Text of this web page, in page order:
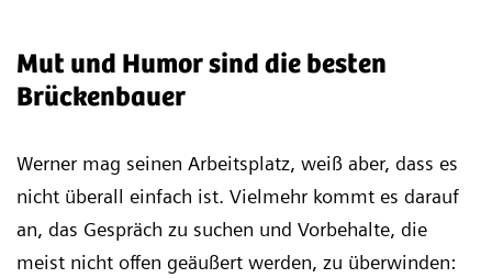
Mut und Humor sind die besten
Brückenbauer
Werner mag seinen Arbeitsplatz, weiß aber, dass es
nicht überall einfach ist. Vielmehr kommt es darauf
an, das Gespräch zu suchen und Vorbehalte, die
meist nicht offen geäußert werden, zu überwinden: